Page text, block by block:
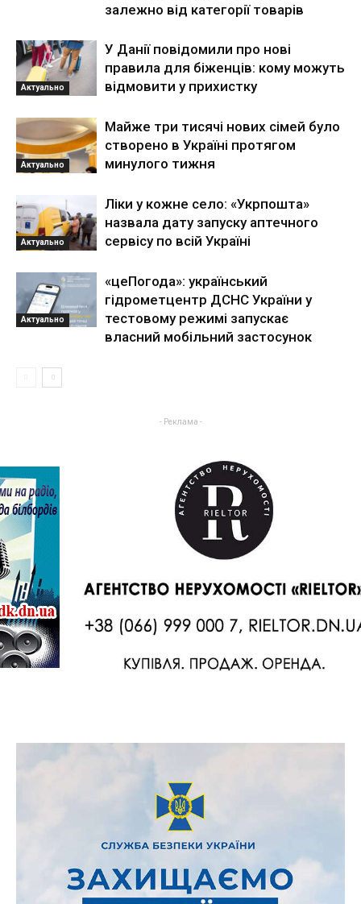
залежно від категорії товарів
Актуально
У Данії повідомили про нові
правила для біженців: кому можуть
відмовити у прихистку
Актуально
Майже три тисячі нових сімей було
створено в Україні протягом
минулого тижня
Актуально
Ліки у кожне село: «Укрпошта»
назвала дату запуску аптечного
сервісу по всій Україні
Актуально
«цеПогода»: український
гідрометцентр ДСНС України у
тестовому режимі запускає
власний мобільний застосунок
- Реклама -